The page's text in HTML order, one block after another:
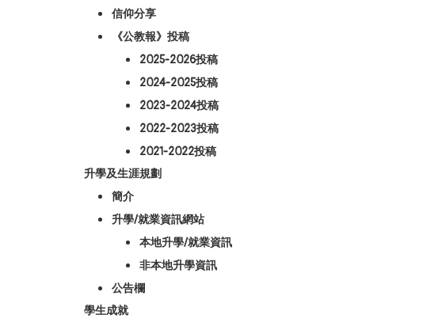
信仰分享
《公教報》投稿
2025-2026投稿
2024-2025投稿
2023-2024投稿
2022-2023投稿
2021-2022投稿
升學及生涯規劃
簡介
升學/就業資訊網站
本地升學/就業資訊
非本地升學資訊
公告欄
學生成就